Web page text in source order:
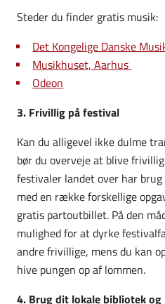
Steder du finder gratis musik:
Det Kongelige Danske
Musikhuset, Aarhus
Odeon
3. Frivillig på festival
Kan du alligevel ikke dulme
bør du overveje at blive
festivaler landet over har
med en række forskellige
gratis partoutbillet. På den
mulighed for at dyrke
andre frivillige, mens du kan
hive pungen op af lommen.
4. Brug dit lokale bibliotek